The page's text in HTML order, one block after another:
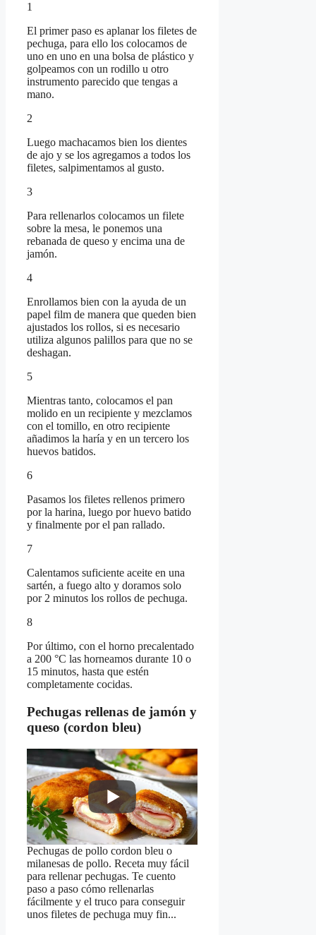
1
El primer paso es aplanar los filetes de
pechuga, para ello los colocamos de
uno en uno en una bolsa de plástico y
golpeamos con un rodillo u otro
instrumento parecido que tengas a
mano.
2
Luego machacamos bien los dientes
de ajo y se los agregamos a todos los
filetes, salpimentamos al gusto.
3
Para rellenarlos colocamos un filete
sobre la mesa, le ponemos una
rebanada de queso y encima una de
jamón.
4
Enrollamos bien con la ayuda de un
papel film de manera que queden bien
ajustados los rollos, si es necesario
utiliza algunos palillos para que no se
deshagan.
5
Mientras tanto, colocamos el pan
molido en un recipiente y mezclamos
con el tomillo, en otro recipiente
añadimos la haría y en un tercero los
huevos batidos.
6
Pasamos los filetes rellenos primero
por la harina, luego por huevo batido
y finalmente por el pan rallado.
7
Calentamos suficiente aceite en una
sartén, a fuego alto y doramos solo
por 2 minutos los rollos de pechuga.
8
Por último, con el horno precalentado
a 200 °C las horneamos durante 10 o
15 minutos, hasta que estén
completamente cocidas.
Pechugas rellenas de jamón y
queso (cordon bleu)
Pechugas de pollo cordon bleu o
milanesas de pollo. Receta muy fácil
para rellenar pechugas. Te cuento
paso a paso cómo rellenarlas
fácilmente y el truco para conseguir
unos filetes de pechuga muy fin...